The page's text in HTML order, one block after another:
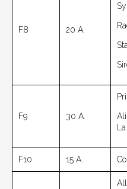
F8 20 A.
F9 30 A.
F10 15 A.